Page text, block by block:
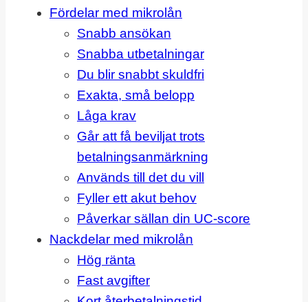
Fördelar med mikrolån
Snabb ansökan
Snabba utbetalningar
Du blir snabbt skuldfri
Exakta, små belopp
Låga krav
Går att få beviljat trots
betalningsanmärkning
Används till det du vill
Fyller ett akut behov
Påverkar sällan din UC-score
Nackdelar med mikrolån
Hög ränta
Fast avgifter